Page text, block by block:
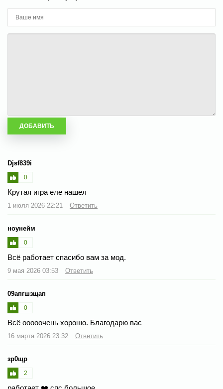
Djsf839i
0
Крутая игра еле нашел
1 июля 2026 22:21 Ответить
ноунейм
0
Всё работает спасибо вам за мод.
9 мая 2026 03:53 Ответить
09апгшзщап
0
Всё ооооочень хорошо. Благодарю вас
16 марта 2026 23:32 Ответить
зр0щр
2